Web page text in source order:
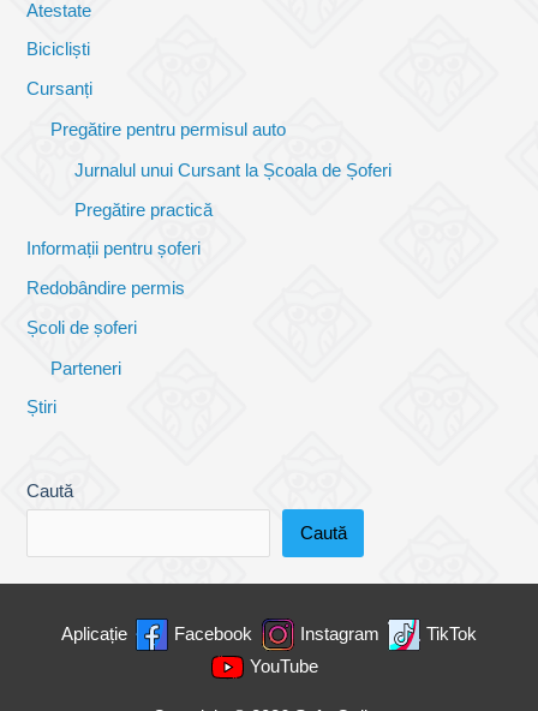
Atestate
Bicicliști
Cursanți
Pregătire pentru permisul auto
Jurnalul unui Cursant la Școala de Șoferi
Pregătire practică
Informații pentru șoferi
Redobândire permis
Școli de șoferi
Parteneri
Știri
Caută
Caută
Aplicație Facebook Instagram
TikTok
YouTube